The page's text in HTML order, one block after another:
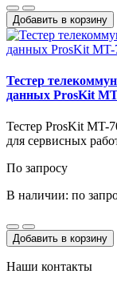
Добавить в корзину
Тестер
данных ProsKit
Тестер ProsKit MT-
для сервисных
По запросу
В наличии: по
Добавить в корзину
Наши контакты